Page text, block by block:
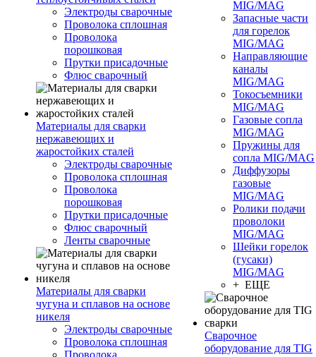
Электроды сварочные
Проволока сплошная
Проволока
порошковая
Прутки присадочные
Флюс сварочный
Материалы для сварки
нержавеющих и
жаростойких сталей
Электроды сварочные
Проволока сплошная
Проволока
порошковая
Прутки присадочные
Флюс сварочный
Ленты сварочные
Материалы для сварки
чугуна и сплавов на основе
никеля
Электроды сварочные
Проволока сплошная
Проволока
MIG/MAG
Запасные части
для горелок
MIG/MAG
Направляющие
каналы
MIG/MAG
Токосъемники
MIG/MAG
Газовые сопла
MIG/MAG
Пружины для
сопла MIG/MAG
Диффузоры
газовые
MIG/MAG
Ролики подачи
проволоки
MIG/MAG
Шейки горелок
(гусаки)
MIG/MAG
+ ЕЩЕ
Сварочное
оборудование для TIG